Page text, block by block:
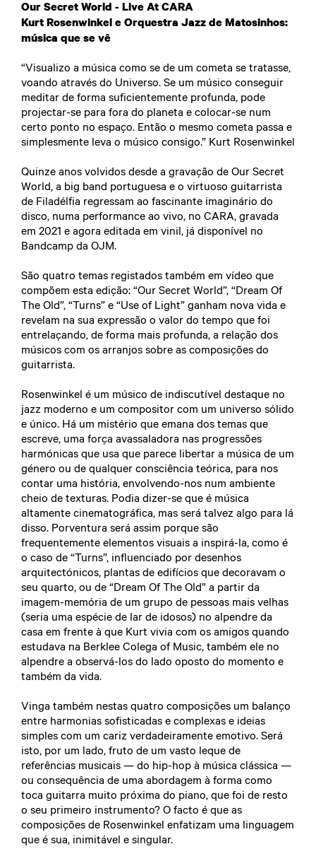
Our Secret World - Live At CARA
Kurt Rosenwinkel e Orquestra Jazz de Matosinhos:
música que se vê
“Visualizo a música como se de um cometa se tratasse,
voando através do Universo. Se um músico conseguir
meditar de forma suficientemente profunda, pode
projectar-se para fora do planeta e colocar-se num
certo ponto no espaço. Então o mesmo cometa passa e
simplesmente leva o músico consigo.” Kurt Rosenwinkel
Quinze anos volvidos desde a gravação de Our Secret
World, a big band portuguesa e o virtuoso guitarrista
de Filadélfia regressam ao fascinante imaginário do
disco, numa performance ao vivo, no CARA, gravada
em 2021 e agora editada em vinil, já disponível no
Bandcamp da OJM.
São quatro temas registados também em vídeo que
compõem esta edição: “Our Secret World”, “Dream Of
The Old”, “Turns” e “Use of Light” ganham nova vida e
revelam na sua expressão o valor do tempo que foi
entrelaçando, de forma mais profunda, a relação dos
músicos com os arranjos sobre as composições do
guitarrista.
Rosenwinkel é um músico de indiscutível destaque no
jazz moderno e um compositor com um universo sólido
e único. Há um mistério que emana dos temas que
escreve, uma força avassaladora nas progressões
harmónicas que usa que parece libertar a música de um
género ou de qualquer consciência teórica, para nos
contar uma história, envolvendo-nos num ambiente
cheio de texturas. Podia dizer-se que é música
altamente cinematográfica, mas será talvez algo para lá
disso. Porventura será assim porque são
frequentemente elementos visuais a inspirá-la, como é
o caso de “Turns”, influenciado por desenhos
arquitectónicos, plantas de edifícios que decoravam o
seu quarto, ou de “Dream Of The Old” a partir da
imagem-memória de um grupo de pessoas mais velhas
(seria uma espécie de lar de idosos) no alpendre da
casa em frente à que Kurt vivia com os amigos quando
estudava na Berklee Colega of Music, também ele no
alpendre a observá-los do lado oposto do momento e
também da vida.
Vinga também nestas quatro composições um balanço
entre harmonias sofisticadas e complexas e ideias
simples com um cariz verdadeiramente emotivo. Será
isto, por um lado, fruto de um vasto leque de
referências musicais — do hip-hop à música clássica —
ou consequência de uma abordagem à forma como
toca guitarra muito próxima do piano, que foi de resto
o seu primeiro instrumento? O facto é que as
composições de Rosenwinkel enfatizam uma linguagem
que é sua, inimitável e singular.